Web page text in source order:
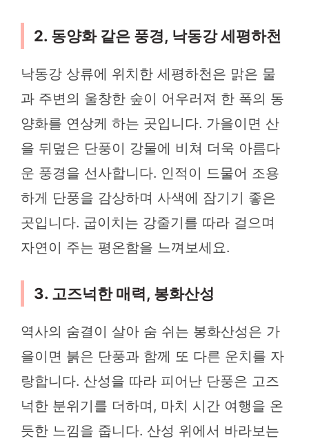
2. 동양화 같은 풍경, 낙동강 세평하천
낙동강 상류에 위치한 세평하천은 맑은 물
과 주변의 울창한 숲이 어우러져 한 폭의 동
양화를 연상케 하는 곳입니다. 가을이면 산
을 뒤덮은 단풍이 강물에 비쳐 더욱 아름다
운 풍경을 선사합니다. 인적이 드물어 조용
하게 단풍을 감상하며 사색에 잠기기 좋은
곳입니다. 굽이치는 강줄기를 따라 걸으며
자연이 주는 평온함을 느껴보세요.
3. 고즈넉한 매력, 봉화산성
역사의 숨결이 살아 숨 쉬는 봉화산성은 가
을이면 붉은 단풍과 함께 또 다른 운치를 자
랑합니다. 산성을 따라 피어난 단풍은 고즈
넉한 분위기를 더하며, 마치 시간 여행을 온
듯한 느낌을 줍니다. 산성 위에서 바라보는